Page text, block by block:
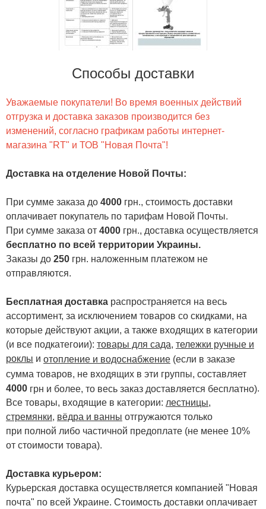
Способы доставки
Уважаемые покупатели! Во время военных действий
отгрузка и доставка заказов производится без
изменений, согласно графикам работы интернет-
магазина "RT" и ТОВ "Новая Почта"!
Доставка на отделение Новой Почты:
При сумме заказа до 4000 грн., стоимость доставки
оплачивает покупатель по тарифам Новой Почты.
При сумме заказа от 4000 грн., доставка осуществляется
бесплатно по всей территории Украины.
Заказы до 250 грн. наложенным платежом не
отправляются.
Бесплатная доставка распространяется на весь
ассортимент, за исключением товаров со скидками, на
которые действуют акции, а также входящих в категории
(и все подкатегоии): товары для сада, тележки ручные и
роклы и отопление и водоснабжение (если в заказе
сумма товаров, не входящих в эти группы, составляет
4000 грн и более, то весь заказ доставляется бесплатно).
Все товары, входящие в категории: лестницы,
стремянки, вёдра и ванны отгружаются только
при полной либо частичной предоплате (не менее 10%
от стоимости товара).
Доставка курьером:
Курьерская доставка осуществляется компанией "Новая
почта" по всей Украине. Стоимость доставки оплачивает